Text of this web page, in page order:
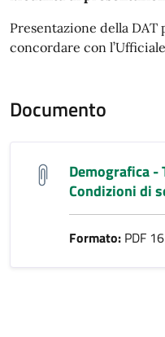
Presentazione della
concordare con
Documento
Demografica
Condizioni di
Formato: PDF